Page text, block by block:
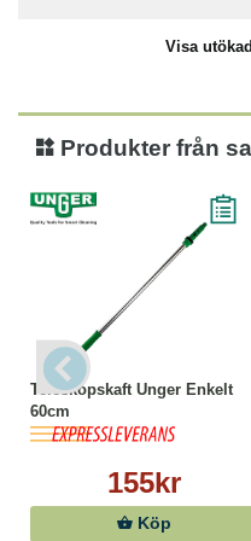
Visa
Produkter från
Teleskopskaft Unger Enkelt
60cm
155kr
Köp